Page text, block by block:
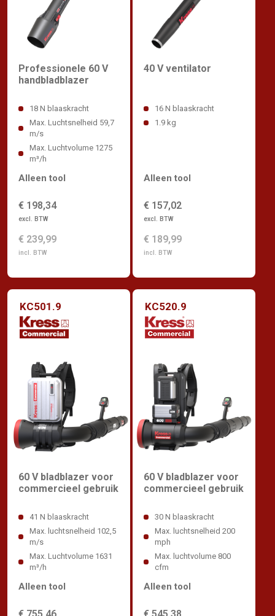
Professionele 60 V
handbladblazer
18 N blaaskracht
Max. Luchtsnelheid 59,7
m/s
Max. Luchtvolume 1275
m³/h
€ 198,34
excl. BTW
€ 239,99
incl. BTW
Alleen tool
40 V ventilator
16 N blaaskracht
1.9 kg
€ 157,02
excl. BTW
€ 189,99
incl. BTW
Alleen tool
KC501.9
60 V bladblazer voor
commercieel gebruik
41 N blaaskracht
Max. luchtsnelheid 102,5
m/s
Max. Luchtvolume 1631
m³/h
Alleen tool
KC520.9
60 V bladblazer voor
commercieel gebruik
30 N blaaskracht
Max. luchtsnelheid 200
mph
Max. luchtvolume 800
cfm
Alleen tool